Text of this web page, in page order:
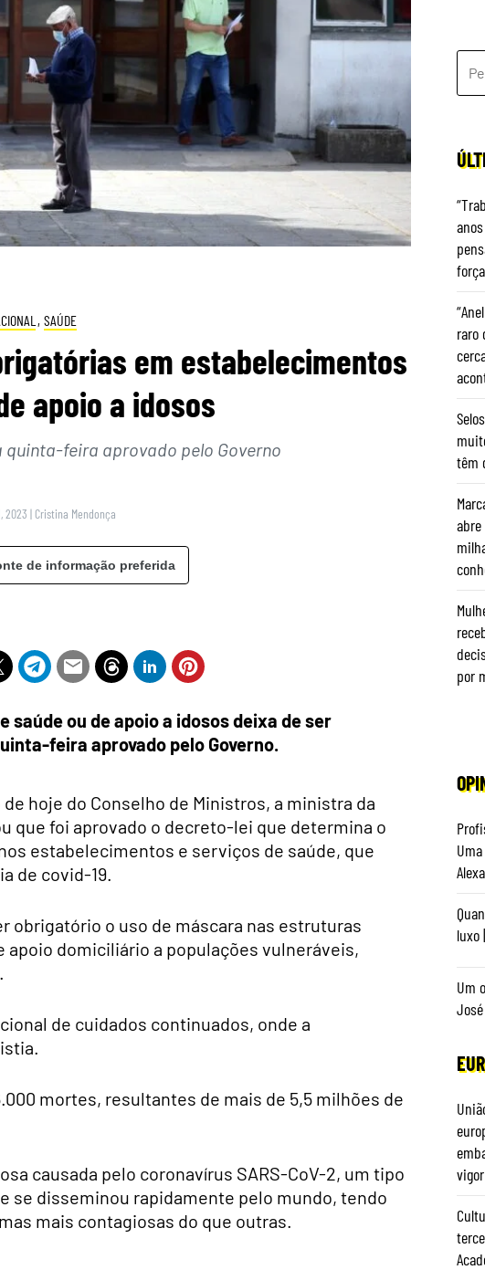
, SAÚDE
em estabelecimentos
apoio a idosos
feira aprovado pelo Governo
2023 | Cristina Mendonça
de informação preferida
saúde ou de apoio a idosos deixa de ser
feira aprovado pelo Governo.
hoje do Conselho de Ministros, a ministra da
que foi aprovado o decreto-lei que determina o
estabelecimentos e serviços de saúde, que
de covid-19.
obrigatório o uso de máscara nas estruturas
domiciliário a populações vulneráveis,
de cuidados continuados, onde a
mortes, resultantes de mais de 5,5 milhões de
causada pelo coronavírus SARS-CoV-2, um tipo
se disseminou rapidamente pelo mundo, tendo
mais contagiosas do que outras.
raro
têm
por
luxo
Um